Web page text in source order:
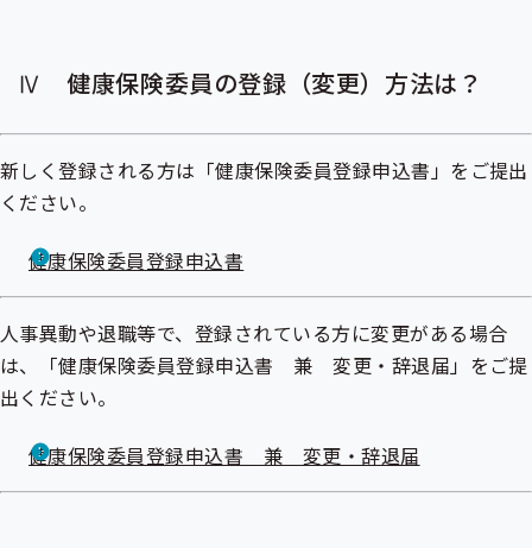
Ⅳ 健康保険委員の登録（変更）方法は？
新しく登録される方は「健康保険委員登録申込書」をご提出
ください。
健康保険委員登録申込書
人事異動や退職等で、登録されている方に変更がある場合
は、「健康保険委員登録申込書 兼 変更・辞退届」をご提
出ください。
健康保険委員登録申込書 兼 変更・辞退届